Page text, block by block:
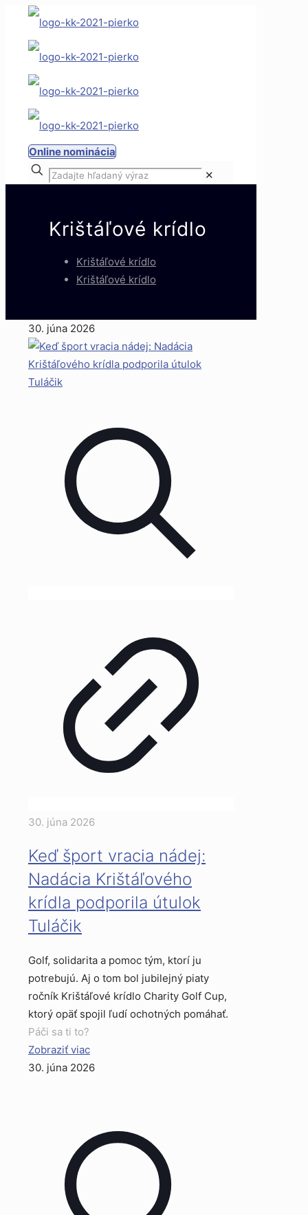
Online nominácia
✕
Krištáľové krídlo
Krištáľové krídlo
Krištáľové krídlo
30. júna 2026
30. júna 2026
Keď šport vracia nádej:
Nadácia Krištáľového
krídla podporila útulok
Tuláčik
Golf, solidarita a pomoc tým, ktorí ju
potrebujú. Aj o tom bol jubilejný piaty
ročník Krištáľové krídlo Charity Golf Cup,
ktorý opäť spojil ľudí ochotných pomáhať.
Páči sa ti to?
Zobraziť viac
30. júna 2026